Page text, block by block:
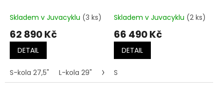
Skladem v Juvacyklu (3 ks)
62 890 Kč
DETAIL
S-kola 27,5" L-kola 29" XL-kola 29"
Skladem v Juvacyklu (2 ks)
66 490 Kč
DETAIL
S